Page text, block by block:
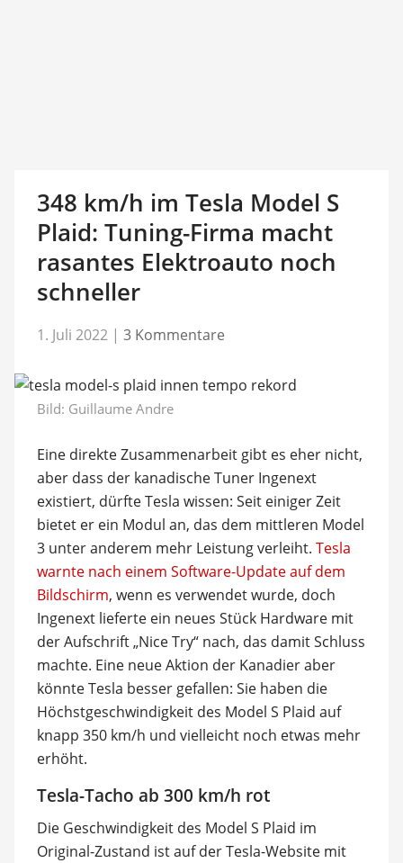
348 km/h im Tesla Model S
Plaid: Tuning-Firma macht
rasantes Elektroauto noch
schneller
1. Juli 2022 | 3 Kommentare
Bild: Guillaume Andre
Eine direkte Zusammenarbeit gibt es eher nicht,
aber dass der kanadische Tuner Ingenext
existiert, dürfte Tesla wissen: Seit einiger Zeit
bietet er ein Modul an, das dem mittleren Model
3 unter anderem mehr Leistung verleiht. Tesla
warnte nach einem Software-Update auf dem
Bildschirm, wenn es verwendet wurde, doch
Ingenext lieferte ein neues Stück Hardware mit
der Aufschrift „Nice Try“ nach, das damit Schluss
machte. Eine neue Aktion der Kanadier aber
könnte Tesla besser gefallen: Sie haben die
Höchstgeschwindigkeit des Model S Plaid auf
knapp 350 km/h und vielleicht noch etwas mehr
erhöht.
Tesla-Tacho ab 300 km/h rot
Die Geschwindigkeit des Model S Plaid im
Original-Zustand ist auf der Tesla-Website mit